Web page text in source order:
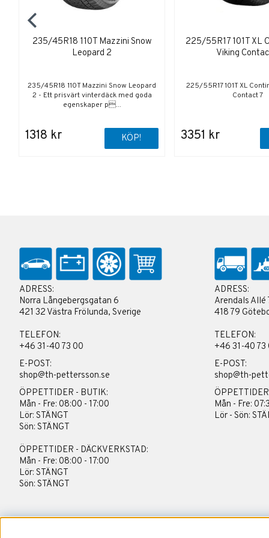
235/45R18 110T Mazzini Snow
Leopard 2
235/45R18 110T Mazzini Snow Leopard
2 - Ett prisvärt vinterdäck med goda
egenskaper p...
1318 kr KÖP!
225/55R17 101T XL
Viking
225/55R17 101T XL
Contact 7
3351 kr
ADRESS:
Norra Långebergsgatan 6
421 32 Västra Frölunda, Sverige
TELEFON:
+46 31-40 73 00
E-POST:
shop@th-pettersson.se
ÖPPETTIDER - BUTIK:
Mån - Fre: 08:00 - 17:00
Lör: STÄNGT
Sön: STÄNGT
ÖPPETTIDER - DÄCKVERKSTAD:
Mån - Fre: 08:00 - 17:00
Lör: STÄNGT
Sön: STÄNGT
ADRESS:
Arendals Allé
418 79
TELEFON:
+46 31-40 73
E-POST:
shop@th-
Mån - Fre:
Lör - Sön: